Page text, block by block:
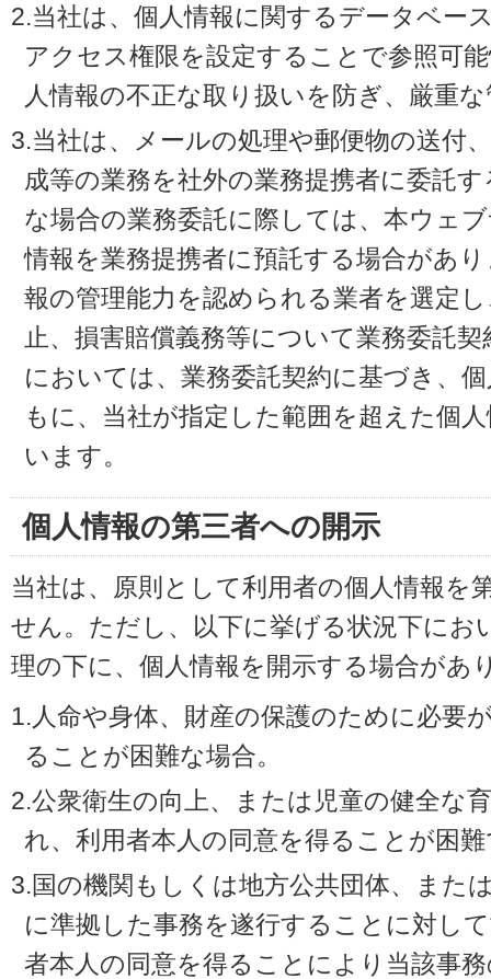
2.当社は、個人情報に関するデータベー
アクセス権限を設定することで参照可
人情報の不正な取り扱いを防ぎ、厳重
3.当社は、メールの処理や郵便物の送付
成等の業務を社外の業務提携者に委託
な場合の業務委託に際しては、本ウェ
情報を業務提携者に預託する場合があ
報の管理能力を認められる業者を選定
止、損害賠償義務等について業務委託
においては、業務委託契約に基づき、
もに、当社が指定した範囲を超えた個
います。
個人情報の第三者への開示
当社は、原則として利用者の個人情報を
せん。ただし、以下に挙げる状況下にお
理の下に、個人情報を開示する場合があ
1.人命や身体、財産の保護のために必要
ることが困難な場合。
2.公衆衛生の向上、または児童の健全な
れ、利用者本人の同意を得ることが困
3.国の機関もしくは地方公共団体、また
に準拠した事務を遂行することに対し
者本人の同意を得ることにより当該事